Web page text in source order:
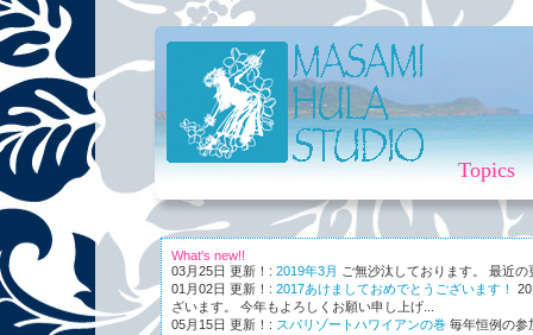
Topics
What's new!!
03月25日 更新！: 2019年3月 ご無沙汰しております。 最近
01月02日 更新！: 2017あけましておめでとうございます！
ざいます。 今年もよろしくお願い申し上げ...
05月15日 更新！: スパリゾートハワイアンの巻 毎年恒例の参